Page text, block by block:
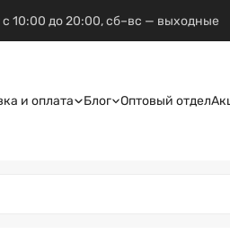
10:00 до 20:00, сб–вс — выходные
и оплата Блог Оптовый отдел